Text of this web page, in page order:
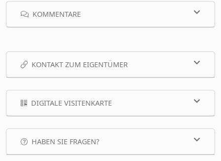
KOMMENTARE
KONTAKT ZUM EIGENTÜMER
DIGITALE VISITENKARTE
HABEN SIE FRAGEN?